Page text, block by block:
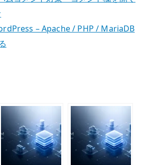
– Apache / PHP / MariaDB